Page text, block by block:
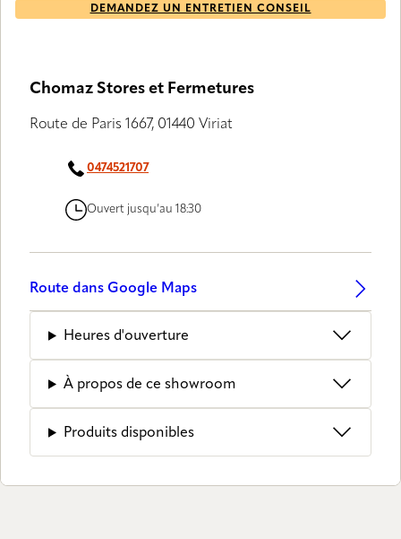
DEMANDEZ UN ENTRETIEN CONSEIL
Chomaz Stores et Fermetures
Route de Paris 1667, 01440 Viriat
0474521707
Ouvert jusqu’au 18:30
Route dans Google Maps
Heures d'ouverture
À propos de ce showroom
Produits disponibles